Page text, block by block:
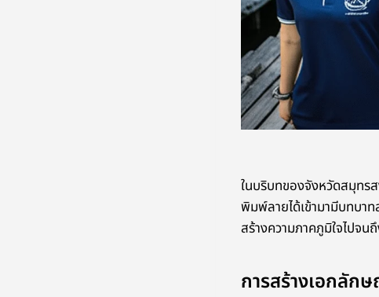
ในบริบทของจังหวัดสมุทร
พิมพ์ลายได้เข้ามามีบทบา
สร้างความภาคภูมิใจไปจ
การสร้างเอกลัก